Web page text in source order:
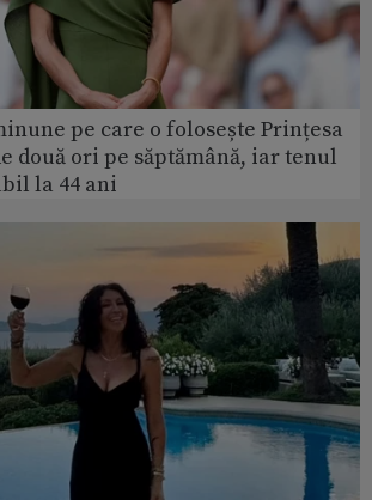
pe care o folosește Prințesa
două ori pe săptămână, iar tenul
la 44 ani